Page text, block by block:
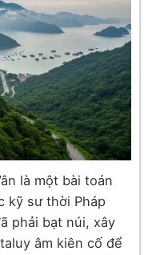
là một bài toán
kỹ sư thời Pháp
phải bạt núi, xây
âm kiên cố để